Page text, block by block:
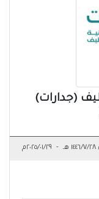
(جدارات)
- ٢٠٢٥/٠١/٢٩م